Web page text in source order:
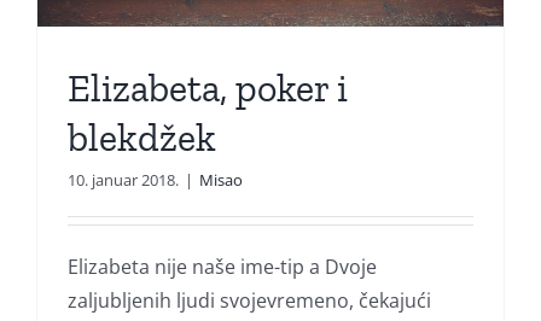
Elizabeta, poker i
blekdžek
10. januar 2018. | Misao
Elizabeta nije naše ime-tip a Dvoje
zaljubljenih ljudi svojevremeno, čekajući